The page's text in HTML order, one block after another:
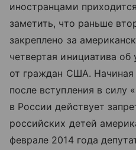
иностранцами
заметить, что раньше
закреплено за
четвертая инициатива
от граждан США. Начиная
после вступления в силу «
в России действует
российских детей
феврале 2014 года